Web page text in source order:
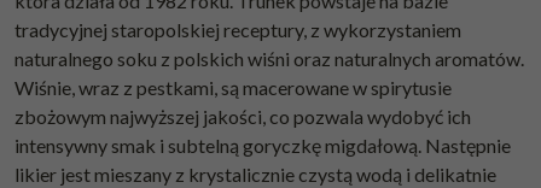
tradycyjnej staropolskiej receptury, z wykorzystaniem
naturalnego soku z polskich wiśni oraz naturalnych aromatów.
Wiśnie, wraz z pestkami, są macerowane w spirytusie
zbożowym najwyższej jakości, co pozwala wydobyć ich
intensywny smak i subtelną goryczkę migdałową. Następnie
likier jest mieszany z krystalicznie czystą wodą i delikatnie